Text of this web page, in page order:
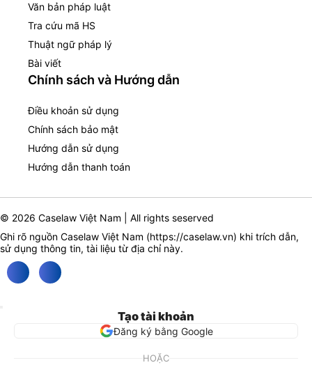
Văn bản pháp luật
Tra cứu mã HS
Thuật ngữ pháp lý
Bài viết
Chính sách và Hướng dẫn
Điều khoản sử dụng
Chính sách bảo mật
Hướng dẫn sử dụng
Hướng dẫn thanh toán
© 2026 Caselaw Việt Nam | All rights seserved
Ghi rõ nguồn Caselaw Việt Nam (https://caselaw.vn) khi trích dẫn,
sử dụng thông tin, tài liệu từ địa chỉ này.
Tạo tài khoản
Đăng ký bằng Google
HOẶC